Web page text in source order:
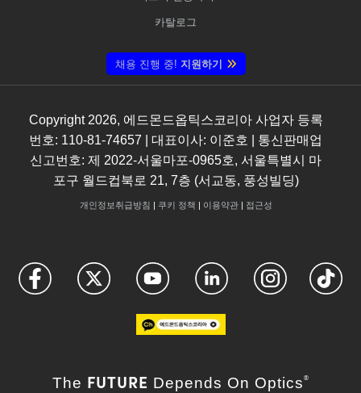
카탈로그
채용 진행 중! 지원하기
Copyright 2026, 에드몬드옵틱스코리아 사업자 등록
번호: 110-81-74657 | 대표이사: 이준호 | 통신판매업
신고번호: 제 2022-서울마포-0965호, 서울특별시 마
포구 월드컵북로 21, 7층 (서교동, 풍성빌딩)
개인정보취급방침 | 쿠키 정책 | 이용약관| 접근성
The FUTURE Depends On Optics ®